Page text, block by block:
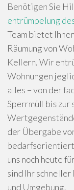
Benötigen Sie
entrümpelung
Team bietet
Räumung von
Kellern. Wir
Wohnungen
alles – von der
Sperrmüll bis
der Übergabe
uns noch heute
sind Ihr schneller
und Umgebung.